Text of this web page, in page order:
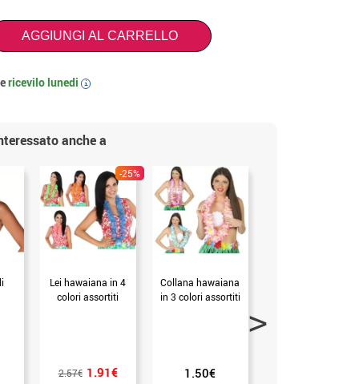
AGGIUNGI AL CARRELLO
ricevilolunedi i
anche a
-25%
Lei hawaiana in 4
colori assortiti
2.57€ 1.91€
Collana hawaiana
in 3 colori assortiti
1.50€